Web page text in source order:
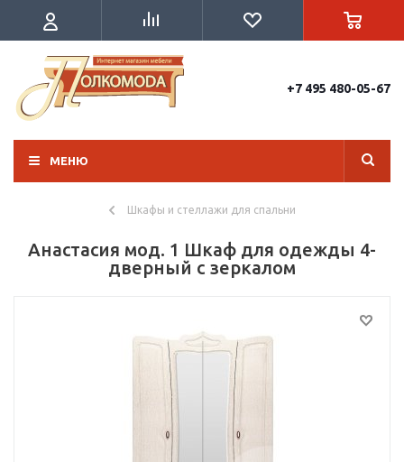
+7 495 480-05-67
МЕНЮ
Шкафы и стеллажи для спальни
Анастасия мод. 1 Шкаф для одежды 4-
дверный с зеркалом